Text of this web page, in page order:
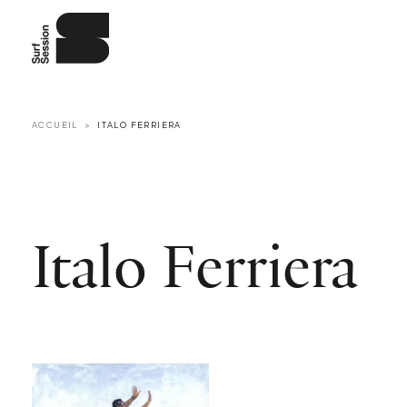
ACCUEIL ITALO FERRIERA
Italo Ferriera